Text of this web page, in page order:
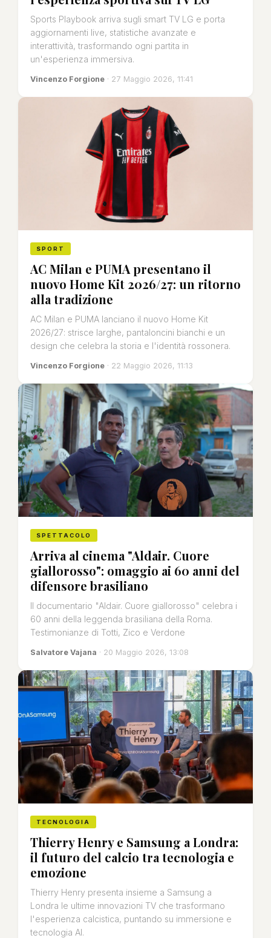
Sports Playbook arriva sugli smart TV LG e porta
aggiornamenti live, statistiche avanzate e
interattività, trasformando ogni partita in
un'esperienza immersiva.
Vincenzo Forgione · 27 Maggio 2026, 11:41
SPORT
AC Milan e PUMA presentano il
nuovo Home Kit 2026/27: un ritorno
alla tradizione
AC Milan e PUMA lanciano il nuovo Home Kit
2026/27: strisce larghe, pantaloncini bianchi e un
design che celebra la storia e l'identità rossonera.
Vincenzo Forgione · 22 Maggio 2026, 11:13
SPETTACOLO
Arriva al cinema "Aldair. Cuore
giallorosso": omaggio ai 60 anni del
difensore brasiliano
Il documentario "Aldair. Cuore giallorosso" celebra i
60 anni della leggenda brasiliana della Roma.
Testimonianze di Totti, Zico e Verdone
Salvatore Vajana · 20 Maggio 2026, 13:08
TECNOLOGIA
Thierry Henry e Samsung a Londra:
il futuro del calcio tra tecnologia e
emozione
Thierry Henry presenta insieme a Samsung a
Londra le ultime innovazioni TV che trasformano
l'esperienza calcistica, puntando su immersione e
tecnologia AI.